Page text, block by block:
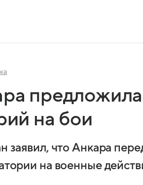
на бои
что Анкара
на военные